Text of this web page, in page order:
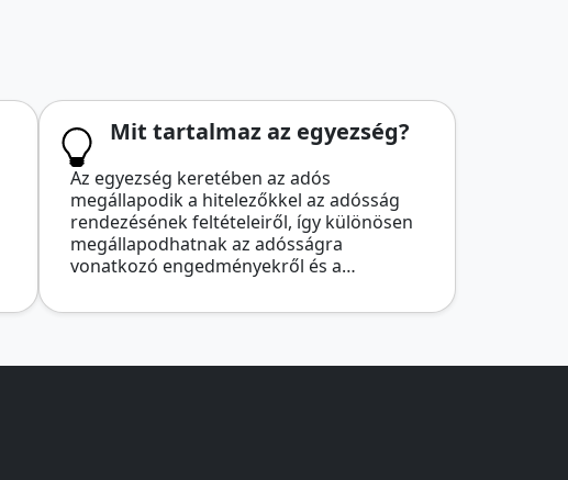
Mit tartalmaz az egyezség?
Az egyezség keretében az adós
megállapodik a hitelezőkkel az adósság
rendezésének feltételeiről, így különösen
megállapodhatnak az adósságra
vonatkozó engedményekről és a…